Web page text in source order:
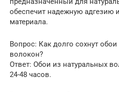
обеспечит надежную адгезию
материала.
Вопрос: Как долго сохнут
волокон?
Ответ: Обои из натуральных
24-48 часов.